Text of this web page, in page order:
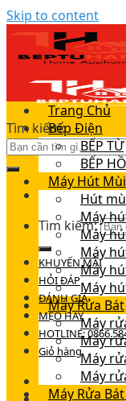
Skip to content
Tìm kiếm:
Tìm kiếm:
KHUYẾN MÃI
HỎI ĐÁP
ĐÁNH GIÁ
MẸO HAY
HOTLINE:
Giỏ hàng
Trang Chủ
Bếp Điện
BẾP TỪ
BẾP
Máy Hút Mùi
Hút
Máy
Máy
Máy
Máy
Máy
Máy Rửa Bát
Máy
Máy
Máy
Máy
Máy Rửa